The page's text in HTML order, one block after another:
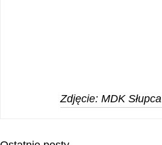
Zdjęcie: MDK Słupca